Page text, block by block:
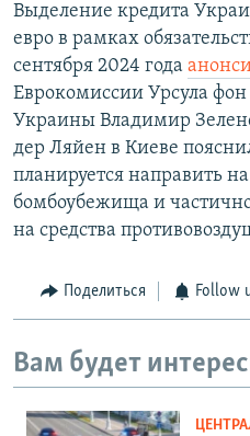
Выделение кредита
евро в рамках
сентября 2024 года
Еврокомиссии Урсула
Украины Владимир
дер Ляйен в Киеве
планируется направить
бомбоубежища и
на средства
Поделиться Follow
Вам будет